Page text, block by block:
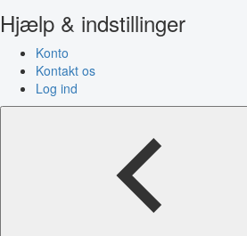
Hjælp & indstillinger
Konto
Kontakt os
Log ind